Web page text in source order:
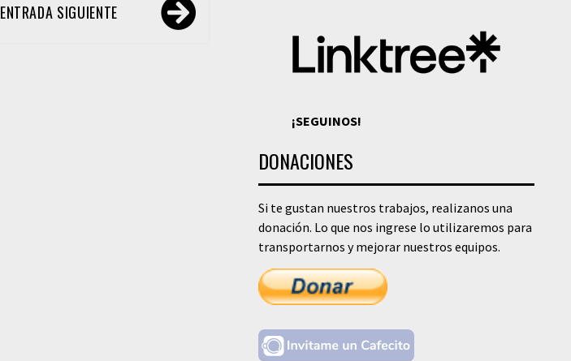
ENTRADA SIGUIENTE
¡SEGUINOS!
DONACIONES
Si te gustan nuestros trabajos, realizanos una
donación. Lo que nos ingrese lo utilizaremos para
transportarnos y mejorar nuestros equipos.